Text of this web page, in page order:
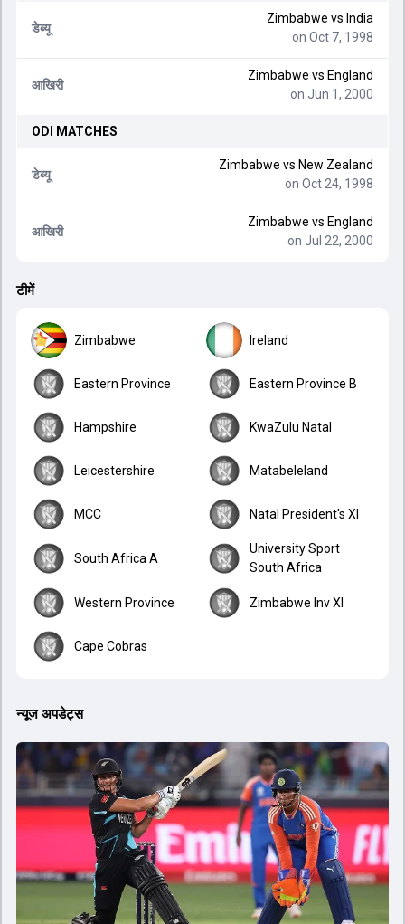
डेब्यू
Zimbabwe vs India
on Oct 7, 1998
आखिरी
Zimbabwe vs England
on Jun 1, 2000
ODI MATCHES
डेब्यू
Zimbabwe vs New Zealand
on Oct 24, 1998
आखिरी
Zimbabwe vs England
on Jul 22, 2000
टीमें
Zimbabwe Ireland
Eastern Province Eastern Province B
Hampshire KwaZulu Natal
Leicestershire Matabeleland
MCC Natal President's XI
South Africa A
University Sport
South Africa
Western Province Zimbabwe Inv XI
Cape Cobras
न्यूज अपडेट्स